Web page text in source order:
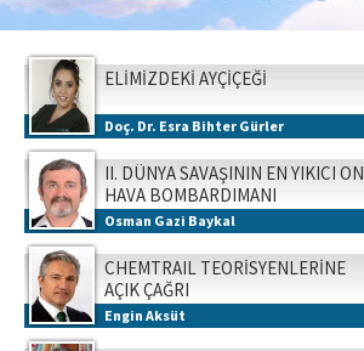
ELİMİZDEKİ AYÇİÇEĞİ
Doç. Dr. Esra Bihter Gürler
II. DÜNYA SAVAŞININ EN YIKICI ON
HAVA BOMBARDIMANI
Osman Gazi Baykal
CHEMTRAIL TEORİSYENLERİNE
AÇIK ÇAĞRI
Engin Aksüt